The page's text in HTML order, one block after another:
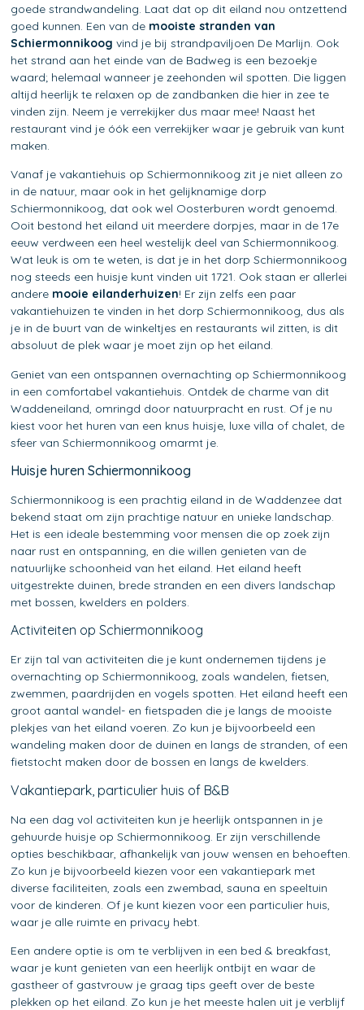
goede strandwandeling. Laat dat op dit eiland nou ontzettend
goed kunnen. Een van de mooiste stranden van
Schiermonnikoogvind je bij strandpaviljoen De Marlijn. Ook
het strand aan het einde van de Badweg is een bezoekje
waard; helemaal wanneer je zeehonden wil spotten. Die liggen
altijd heerlijk te relaxen op de zandbanken die hier in zee te
vinden zijn. Neem je verrekijker dus maar mee! Naast het
restaurant vind je óók een verrekijker waar je gebruik van kunt
maken.
Vanaf je vakantiehuis op Schiermonnikoog zit je niet alleen zo
in de natuur, maar ook in het gelijknamige dorp
Schiermonnikoog, dat ook wel Oosterburen wordt genoemd.
Ooit bestond het eiland uit meerdere dorpjes, maar in de 17e
eeuw verdween een heel westelijk deel van Schiermonnikoog.
Wat leuk is om te weten, is dat je in het dorp Schiermonnikoog
nog steeds een huisje kunt vinden uit 1721. Ook staan er allerlei
andere mooie eilanderhuizen! Er zijn zelfs een paar
vakantiehuizen te vinden in het dorp Schiermonnikoog, dus als
je in de buurt van de winkeltjes en restaurants wil zitten, is dit
absoluut de plek waar je moet zijn op het eiland.
Geniet van een ontspannen overnachting op Schiermonnikoog
in een comfortabel vakantiehuis. Ontdek de charme van dit
Waddeneiland, omringd door natuurpracht en rust. Of je nu
kiest voor het huren van een knus huisje, luxe villa of chalet, de
sfeer van Schiermonnikoog omarmt je.
Huisje huren Schiermonnikoog
Schiermonnikoog is een prachtig eiland in de Waddenzee dat
bekend staat om zijn prachtige natuur en unieke landschap.
Het is een ideale bestemming voor mensen die op zoek zijn
naar rust en ontspanning, en die willen genieten van de
natuurlijke schoonheid van het eiland. Het eiland heeft
uitgestrekte duinen, brede stranden en een divers landschap
met bossen, kwelders en polders.
Activiteiten op Schiermonnikoog
Er zijn tal van activiteiten die je kunt ondernemen tijdens je
overnachting op Schiermonnikoog, zoals wandelen, fietsen,
zwemmen, paardrijden en vogels spotten. Het eiland heeft een
groot aantal wandel- en fietspaden die je langs de mooiste
plekjes van het eiland voeren. Zo kun je bijvoorbeeld een
wandeling maken door de duinen en langs de stranden, of een
fietstocht maken door de bossen en langs de kwelders.
Vakantiepark, particulier huis of B&B
Na een dag vol activiteiten kun je heerlijk ontspannen in je
gehuurde huisje op Schiermonnikoog. Er zijn verschillende
opties beschikbaar, afhankelijk van jouw wensen en behoeften.
Zo kun je bijvoorbeeld kiezen voor een vakantiepark met
diverse faciliteiten, zoals een zwembad, sauna en speeltuin
voor de kinderen. Of je kunt kiezen voor een particulier huis,
waar je alle ruimte en privacy hebt.
Een andere optie is om te verblijven in een bed & breakfast,
waar je kunt genieten van een heerlijk ontbijt en waar de
gastheer of gastvrouw je graag tips geeft over de beste
plekken op het eiland. Zo kun je het meeste halen uit je verblijf